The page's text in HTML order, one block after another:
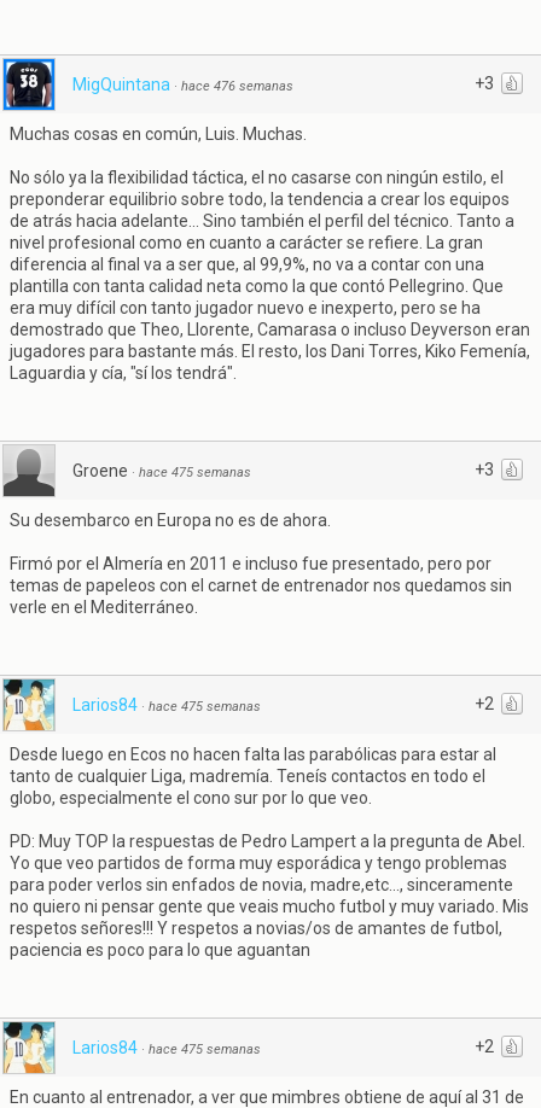
+3
MigQuintana · hace 476 semanas
Muchas cosas en común, Luis. Muchas.
No sólo ya la flexibilidad táctica, el no casarse con ningún estilo, el
preponderar equilibrio sobre todo, la tendencia a crear los equipos
de atrás hacia adelante... Sino también el perfil del técnico. Tanto a
nivel profesional como en cuanto a carácter se refiere. La gran
diferencia al final va a ser que, al 99,9%, no va a contar con una
plantilla con tanta calidad neta como la que contó Pellegrino. Que
era muy difícil con tanto jugador nuevo e inexperto, pero se ha
demostrado que Theo, Llorente, Camarasa o incluso Deyverson eran
jugadores para bastante más. El resto, los Dani Torres, Kiko Femenía,
Laguardia y cía, "sí los tendrá".
+3
Groene · hace 475 semanas
Su desembarco en Europa no es de ahora.
Firmó por el Almería en 2011 e incluso fue presentado, pero por
temas de papeleos con el carnet de entrenador nos quedamos sin
verle en el Mediterráneo.
+2
Larios84 · hace 475 semanas
Desde luego en Ecos no hacen falta las parabólicas para estar al
tanto de cualquier Liga, madremía. Teneís contactos en todo el
globo, especialmente el cono sur por lo que veo.
PD: Muy TOP la respuestas de Pedro Lampert a la pregunta de Abel.
Yo que veo partidos de forma muy esporádica y tengo problemas
para poder verlos sin enfados de novia, madre,etc..., sinceramente
no quiero ni pensar gente que veais mucho futbol y muy variado. Mis
respetos señores!!! Y respetos a novias/os de amantes de futbol,
paciencia es poco para lo que aguantan
+2
Larios84 · hace 475 semanas
En cuanto al entrenador, a ver que mimbres obtiene de aquí al 31 de